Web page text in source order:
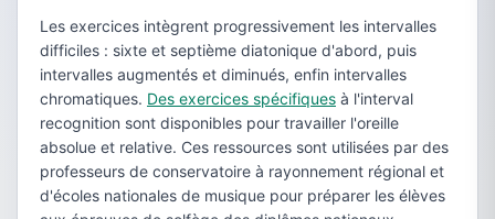
Les exercices intègrent progressivement les intervalles
difficiles : sixte et septième diatonique d'abord, puis
intervalles augmentés et diminués, enfin intervalles
chromatiques. Des exercices spécifiques à l'interval
recognition sont disponibles pour travailler l'oreille
absolue et relative. Ces ressources sont utilisées par des
professeurs de conservatoire à rayonnement régional et
d'écoles nationales de musique pour préparer les élèves